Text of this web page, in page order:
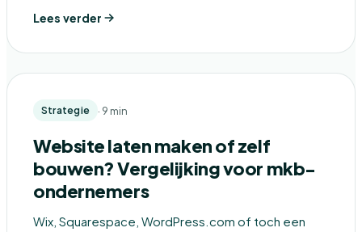
Lees verder
Strategie · 9 min
Website laten maken of zelf
bouwen? Vergelijking voor mkb-
ondernemers
Wix, Squarespace, WordPress.com of toch een